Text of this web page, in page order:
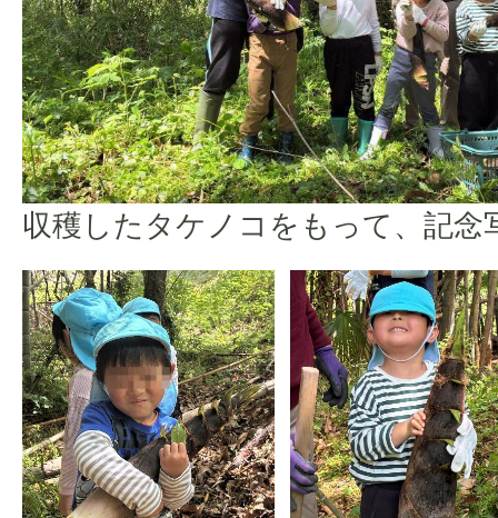
収穫したタケノコをもって、記念